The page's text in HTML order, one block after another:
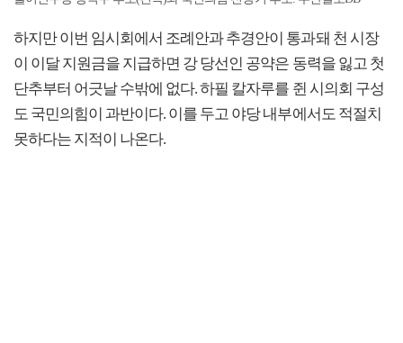
하지만 이번 임시회에서 조례안과 추경안이 통과돼 천 시장
이 이달 지원금을 지급하면 강 당선인 공약은 동력을 잃고 첫
단추부터 어긋날 수밖에 없다. 하필 칼자루를 쥔 시의회 구성
도 국민의힘이 과반이다. 이를 두고 야당 내부에서도 적절치
못하다는 지적이 나온다.